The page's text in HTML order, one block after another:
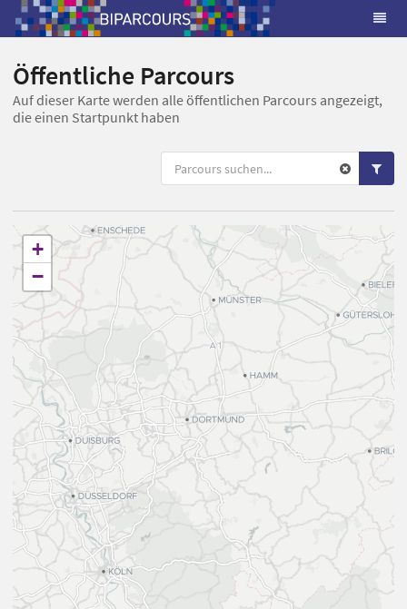
Öffentliche Parcours
Auf dieser Karte werden alle öffentlichen Parcours angezeigt,
die einen Startpunkt haben
+
−